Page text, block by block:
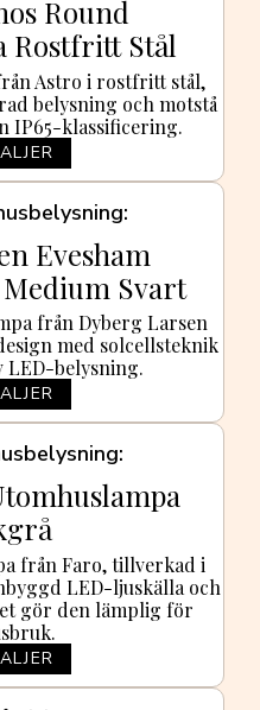
Round
Rostfritt Stål
Astro i rostfritt stål,
belysning och motstå
IP65-klassificering.
Evesham
Svart
från Dyberg Larsen
med solcellsteknik
LED-belysning.
från Faro, tillverkad i
LED-ljuskälla och
gör den lämplig för